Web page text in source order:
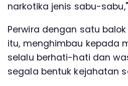
narkotika jenis sabu-
Perwira dengan satu
itu, menghimbau kepada
selalu berhati-hati dan
segala bentuk kejahatan